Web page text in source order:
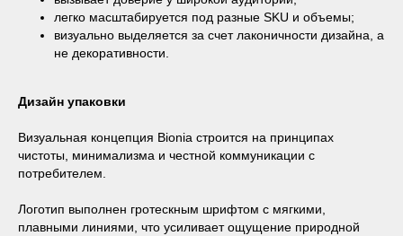
легко масштабируется под разные SKU и объемы;
визуально выделяется за счет лаконичности дизайна, а
не декоративности.
Дизайн упаковки
Визуальная концепция Bionia строится на принципах
чистоты, минимализма и честной коммуникации с
потребителем.
Логотип выполнен гротескным шрифтом с мягкими,
плавными линиями, что усиливает ощущение природной